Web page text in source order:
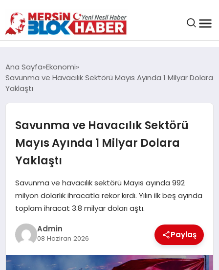
SAĞLIK
EĞITIM
SANAT
POLITIKA
YAŞAM
Ana Sayfa Ekonomi
Savunma ve Havacılık Sektörü Mayıs Ayında 1 Milyar Dolara
Yaklaştı
Savunma ve Havacılık Sektörü
Mayıs Ayında 1 Milyar Dolara
Yaklaştı
Savunma ve havacılık sektörü Mayıs ayında 992
milyon dolarlık ihracatla rekor kırdı. Yılın ilk beş ayında
toplam ihracat 3.8 milyar doları aştı.
Admin
08 Haziran 2026 Paylaş